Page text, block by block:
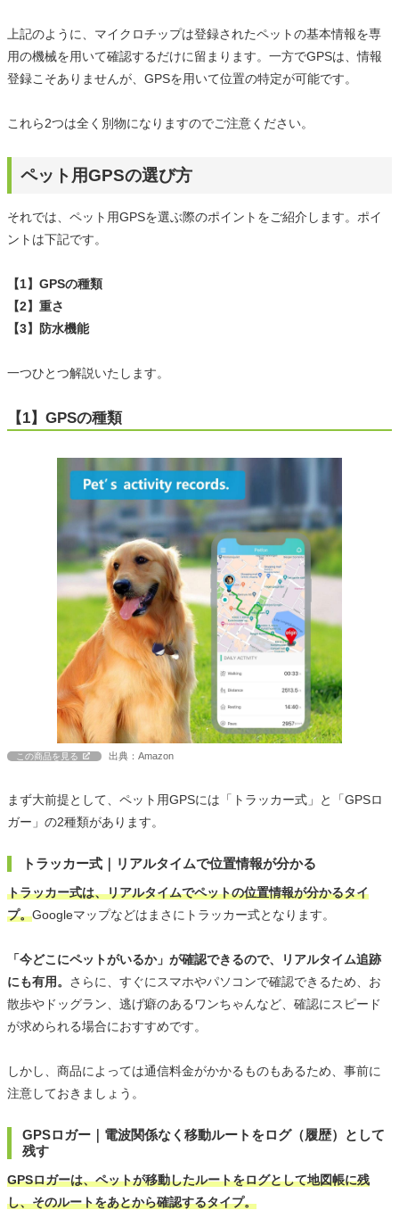
上記のように、マイクロチップは登録されたペットの基本情報を専
用の機械を用いて確認するだけに留まります。一方でGPSは、情報
登録こそありませんが、GPSを用いて位置の特定が可能です。
これら2つは全く別物になりますのでご注意ください。
ペット用GPSの選び方
それでは、ペット用GPSを選ぶ際のポイントをご紹介します。ポイ
ントは下記です。
【1】GPSの種類
【2】重さ
【3】防水機能
一つひとつ解説いたします。
【1】GPSの種類
この商品を見る 出典：Amazon
まず大前提として、ペット用GPSには「トラッカー式」と「GPSロ
ガー」の2種類があります。
トラッカー式｜リアルタイムで位置情報が分かる
トラッカー式は、リアルタイムでペットの位置情報が分かるタイ
プ。Googleマップなどはまさにトラッカー式となります。
「今どこにペットがいるか」が確認できるので、リアルタイム追跡
にも有用。 さらに、すぐにスマホやパソコンで確認できるため、お
散歩やドッグラン、逃げ癖のあるワンちゃんなど、確認にスピード
が求められる場合におすすめです。
しかし、商品によっては通信料金がかかるものもあるため、事前に
注意しておきましょう。
GPSロガー｜電波関係なく移動ルートをログ（履歴）として
残す
GPSロガーは、ペットが移動したルートをログとして地図帳に残
し、そのルートをあとから確認するタイプ。